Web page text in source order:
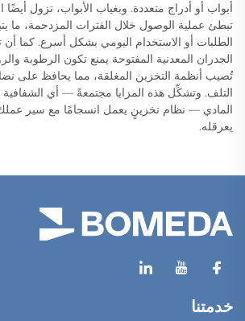
أبواب أو أدراج متعددة. وبغياب الأبواب، تزول أيضًا
تبطئ عملية الوصول خلال الفترات المزدحمة، ما
الطلبات أو الاستخدام اليومي بشكل أسرع. كما أن
الجدران المعدنية المفتوحة يمنع تكون الرطوبة
تُصيب أنظمة التخزين المغلقة، مما يحافظ على
التلف. وتشكِّل هذه المزايا مجتمعةً — أي الشفافية
المادي — نظام تخزينٍ يعمل انسجامًا مع سير
يعرقله.
خدمتنا